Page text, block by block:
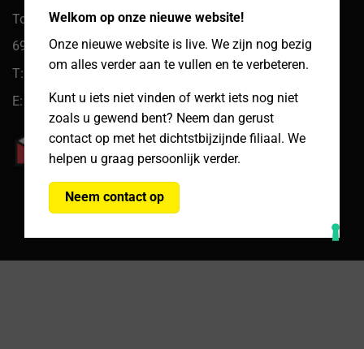
Welkom op onze nieuwe website!
Onze nieuwe website is live. We zijn nog bezig
om alles verder aan te vullen en te verbeteren.
Kunt u iets niet vinden of werkt iets nog niet
zoals u gewend bent? Neem dan gerust
contact op met het dichtstbijzijnde filiaal. We
helpen u graag persoonlijk verder.
Neem contact op
Toekomst 10
6921 PW Duiven
T: 085 066 61 39
E: klantenservice@packcenter.nl